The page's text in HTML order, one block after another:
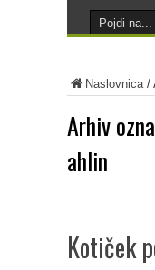
Naslovnica/
Arhiv
ahlin
Kotiček